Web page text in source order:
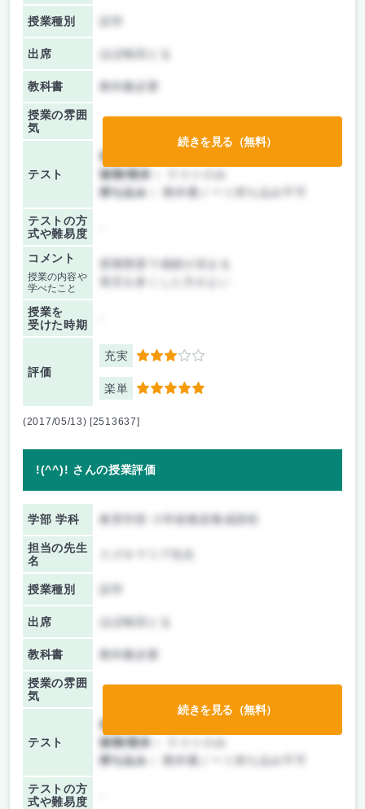
授業種別
出席 ほぼ毎回とる
教科書 教科書必要
授業の雰囲
気
テスト
前期/中間：
後期/期末：
持ち込み：
教科書ノート持ち込み不可
テストの方
式や難易度
コメント
授業の内容や
学べたこと
授業態度で成績が決まる
授業を
受けた時期
評価
充実 3
楽単 5
続きを見る（無料）
(2017/05/13) [2513637]
!(^^)! さんの授業評価
学部 学科 教育学部 小学校教員養成課程
担当の先生
名
授業種別
出席 ほぼ毎回とる
教科書 教科書必要
授業の雰囲
気
テスト
前期/中間：
後期/期末：
持ち込み：
教科書ノート持ち込み不可
テストの方
式や難易度
続きを見る（無料）